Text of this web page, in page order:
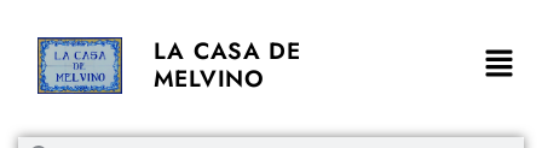
LA CASA DE
MELVINO